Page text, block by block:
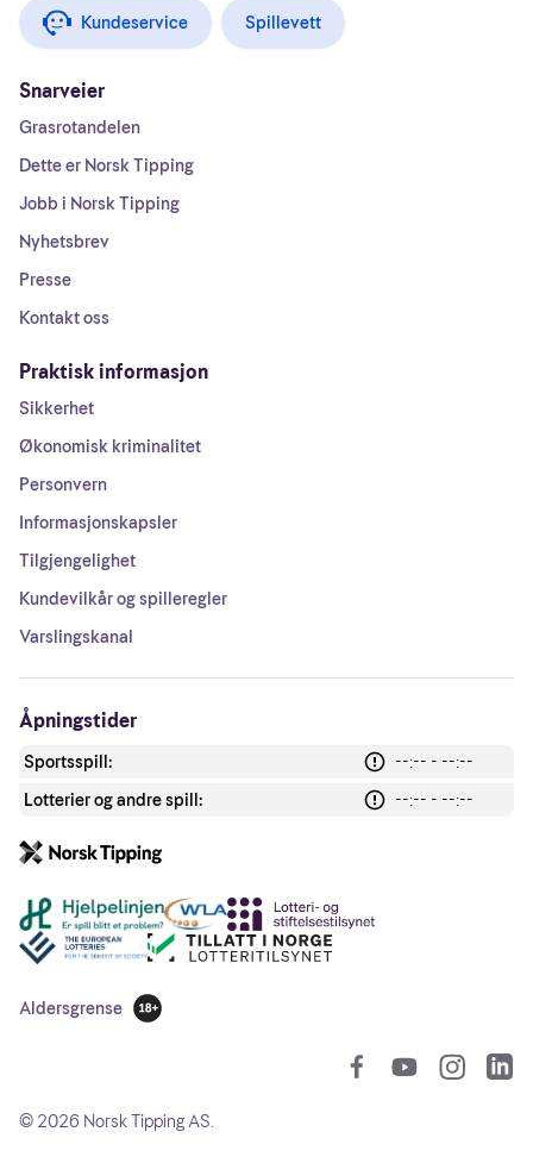
Kundeservice Spillevett
Snarveier
Grasrotandelen
Dette er Norsk Tipping
Jobb i Norsk Tipping
Nyhetsbrev
Presse
Kontakt oss
Praktisk informasjon
Sikkerhet
Økonomisk kriminalitet
Personvern
Informasjonskapsler
Tilgjengelighet
Kundevilkår og spilleregler
Varslingskanal
Åpningstider
Sportsspill:
--:-- - --:--
Lotterier og andre spill:
--:-- - --:--
Andre lenker
Aldersgrense
18 år
© 2026 Norsk Tipping AS.